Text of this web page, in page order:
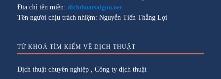
Địa chỉ tên miền: dichthuatsaigon.net
Tên người chịu trách nhiệm: Nguyễn Tiến Thắng Lợi
TỪ KHOÁ TÌM KIẾM VỀ DỊCH THUẬT
Dịch thuật chuyên nghiệp , Công ty dịch thuật